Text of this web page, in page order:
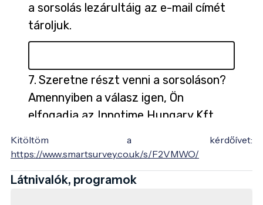
Kitöltöm a kérdőívet:
https://www.smartsurvey.co.uk/s/F2VMWO/
Látnivalók, programok